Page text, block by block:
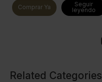
Comprar Ya
Seguir
leyendo
Related Categories